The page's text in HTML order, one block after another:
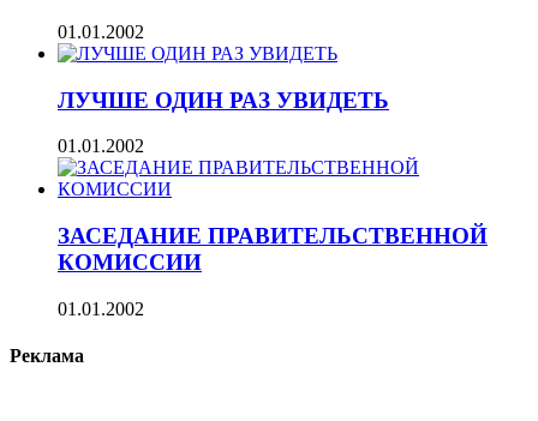
01.01.2002
ЛУЧШЕ ОДИН РАЗ УВИДЕТЬ
01.01.2002
ЗАСЕДАНИЕ ПРАВИТЕЛЬСТВЕННОЙ
КОМИССИИ
01.01.2002
Реклама